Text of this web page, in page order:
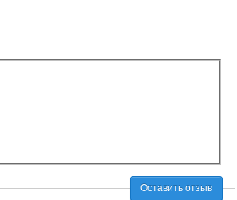
Оставить отзыв